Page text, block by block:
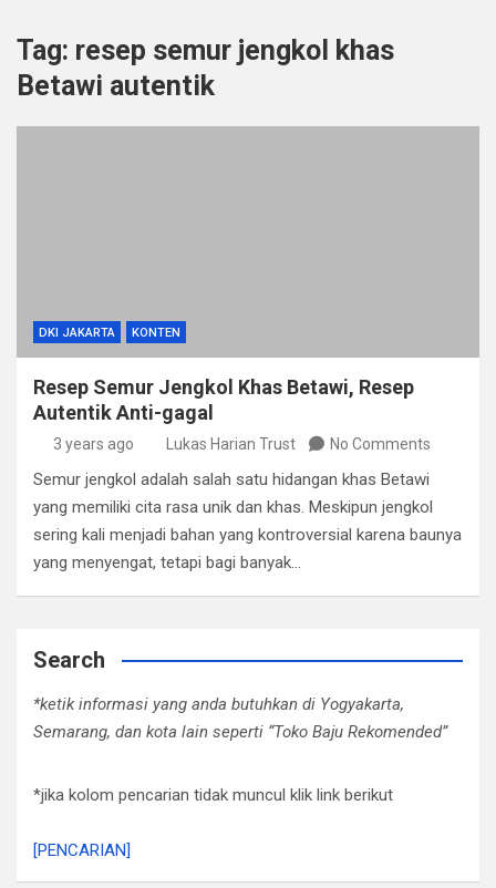
Tag: resep semur jengkol khas
Betawi autentik
DKI JAKARTA KONTEN
Resep Semur Jengkol Khas Betawi, Resep
Autentik Anti-gagal
3 years ago Lukas Harian Trust No Comments
Semur jengkol adalah salah satu hidangan khas Betawi
yang memiliki cita rasa unik dan khas. Meskipun jengkol
sering kali menjadi bahan yang kontroversial karena baunya
yang menyengat, tetapi bagi banyak…
Search
*ketik informasi yang anda butuhkan di Yogyakarta,
Semarang, dan kota lain seperti “Toko Baju Rekomended”
*jika kolom pencarian tidak muncul klik link berikut
[PENCARIAN]